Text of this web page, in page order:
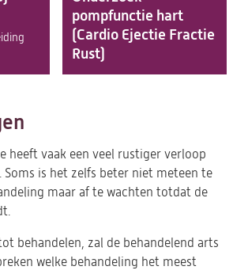
pompfunctie hart
(Cardio Ejectie Fractie
Rust)
heeft vaak een veel rustiger verloop
Soms is het zelfs beter niet meteen te
maar af te wachten totdat de
behandelen, zal de behandelend arts
welke behandeling het meest